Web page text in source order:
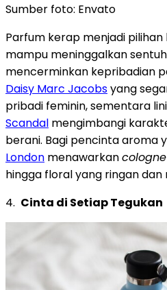
Sumber foto: Envato
Parfum kerap menjadi
mampu meninggalkan
mencerminkan kepribadian
Daisy Marc Jacobsyang
pribadi feminin, sementara lini
Scandal mengimbangi
berani. Bagi pencinta aroma
London menawarkancologne
hingga floral yang ringan dan
4. Cinta di Setiap Tegukan